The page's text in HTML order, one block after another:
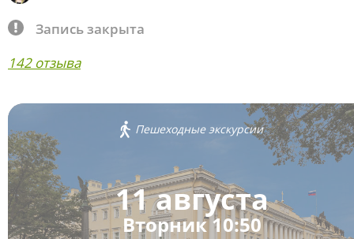
Запись закрыта
142 отзыва
Пешеходные экскурсии
11 августа
Вторник 10:50